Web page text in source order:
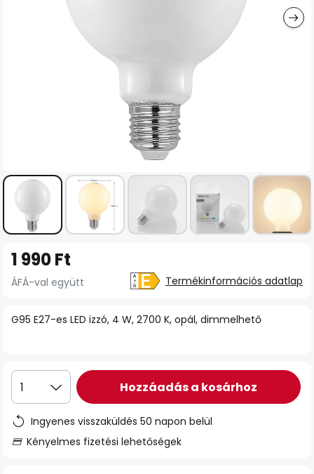
képgaléria
G95 E27-es LED izzó, 4 W, 2700 K, opál, dimmelhető
1 990 Ft
ÁFÁ-val együtt Termékinformációs adatlap
1 Hozzáadás a kosárhoz
Ingyenes visszaküldés 50 napon belül
Kényelmes fizetési lehetőségek